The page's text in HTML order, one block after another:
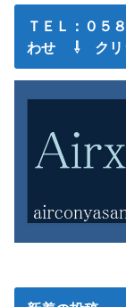
ＴＥＬ：０
わせ ⇩ クリ